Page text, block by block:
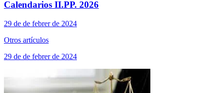
Calendarios II.PP. 2026
29 de de febrer de 2024
Otros artículos
29 de de febrer de 2024